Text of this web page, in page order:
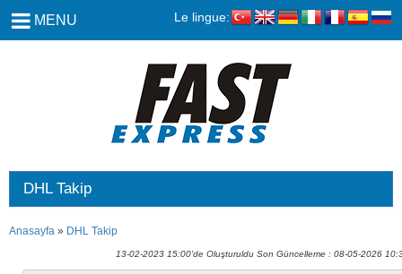
MENU Le lingue:
DHL Takip
Anasayfa » DHL Takip
13-02-2023 15:00'de Oluşturuldu Son Güncelleme : 08-05-2026